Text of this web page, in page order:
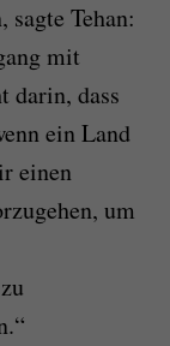
Tehan:
mit
darin, dass
ein Land
einen
um